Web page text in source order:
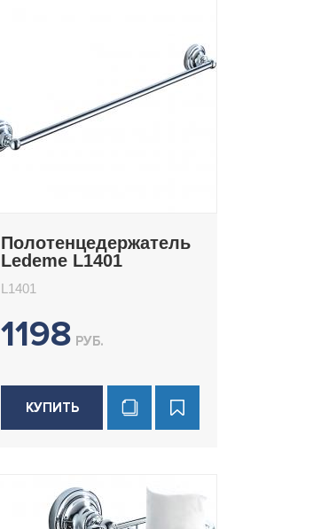
Полотенцедержатель
Ledeme L1401
L1401
1198 РУБ.
КУПИТЬ